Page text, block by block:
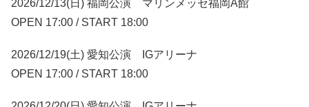
2026/12/13(日) 福岡公演 マリンメッセ福岡A館
OPEN 17:00 / START 18:00
2026/12/19(土) 愛知公演 IGアリーナ
OPEN 17:00 / START 18:00